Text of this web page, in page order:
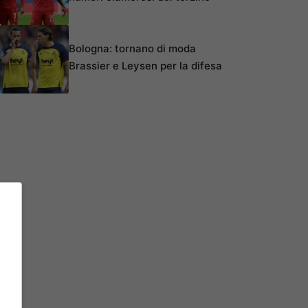
Bologna: tornano di moda
Brassier e Leysen per la difesa